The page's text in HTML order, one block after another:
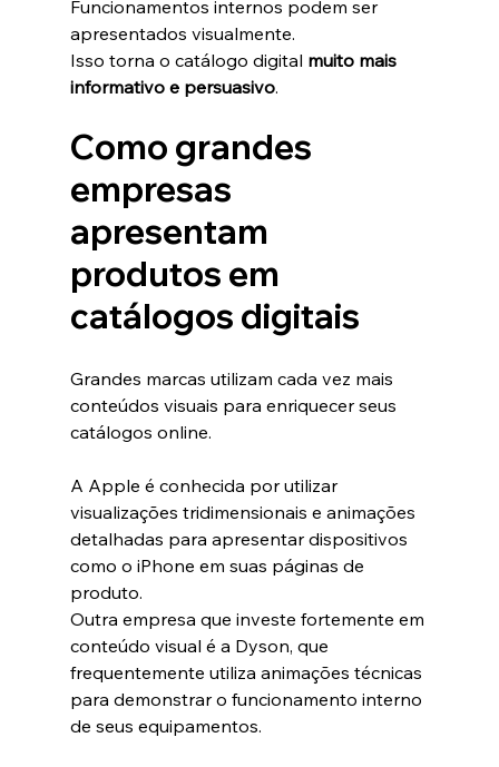
Funcionamentos internos podem ser
apresentados visualmente.
Isso torna o catálogo digital muito mais
informativo e persuasivo.
Como grandes
empresas
apresentam
produtos em
catálogos digitais
Grandes marcas utilizam cada vez mais
conteúdos visuais para enriquecer seus
catálogos online.
A Apple é conhecida por utilizar
visualizações tridimensionais e animações
detalhadas para apresentar dispositivos
como o iPhone em suas páginas de
produto.
Outra empresa que investe fortemente em
conteúdo visual é a Dyson, que
frequentemente utiliza animações técnicas
para demonstrar o funcionamento interno
de seus equipamentos.